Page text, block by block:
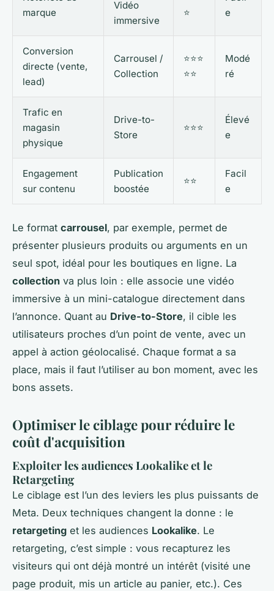
marque
Vidéo
immersive
⭐
e
Conversion
directe (vente,
lead)
Carrousel /
Collection
⭐⭐⭐
⭐⭐
Modé
ré
Trafic en
magasin
physique
Drive-to-
Store
⭐⭐⭐
Élevé
e
Engagement
sur contenu
Publication
boostée
⭐⭐
Facil
e
Le format carrousel, par exemple, permet de
présenter plusieurs produits ou arguments en un
seul spot, idéal pour les boutiques en ligne. La
collection va plus loin : elle associe une vidéo
immersive à un mini-catalogue directement dans
l’annonce. Quant au Drive-to-Store, il cible les
utilisateurs proches d’un point de vente, avec un
appel à action géolocalisé. Chaque format a sa
place, mais il faut l’utiliser au bon moment, avec les
bons assets.
Optimiser le ciblage pour réduire le
coût d'acquisition
Exploiter les audiences Lookalike et le
Retargeting
Le ciblage est l’un des leviers les plus puissants de
Meta. Deux techniques changent la donne : le
retargeting et les audiences Lookalike. Le
retargeting, c’est simple : vous recapturez les
visiteurs qui ont déjà montré un intérêt (visité une
page produit, mis un article au panier, etc.). Ces